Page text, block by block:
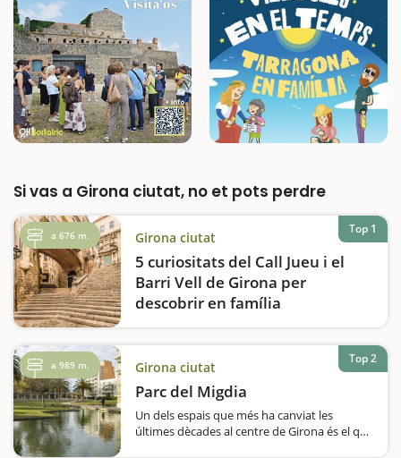
Si vas a Girona ciutat, no et pots perdre
a 676 m. Girona ciutat
5 curiositats del Call Jueu i el
Barri Vell de Girona per
descobrir en família
El Call Jueu i el Barri Vell de Girona són dos
dels indrets més fascinants de la ciutat,
ideals per visitar en família. Passejant pels
seus carrers estrets i empedrats, podreu
descobrir la història de la comunitat jueva
medieval…
Top 1
a 989 m. Girona ciutat
Parc del Migdia
Un dels espais que més ha canviat les
últimes dècades al centre de Girona és el que
Top 2